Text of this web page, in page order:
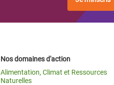
Nos domaines d'action
Alimentation, Climat et Ressources
Naturelles